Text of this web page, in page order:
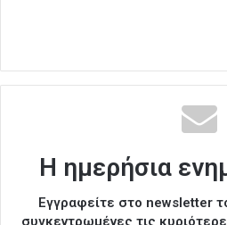
Η ημερήσια
Εγγραφείτε στο newsletter